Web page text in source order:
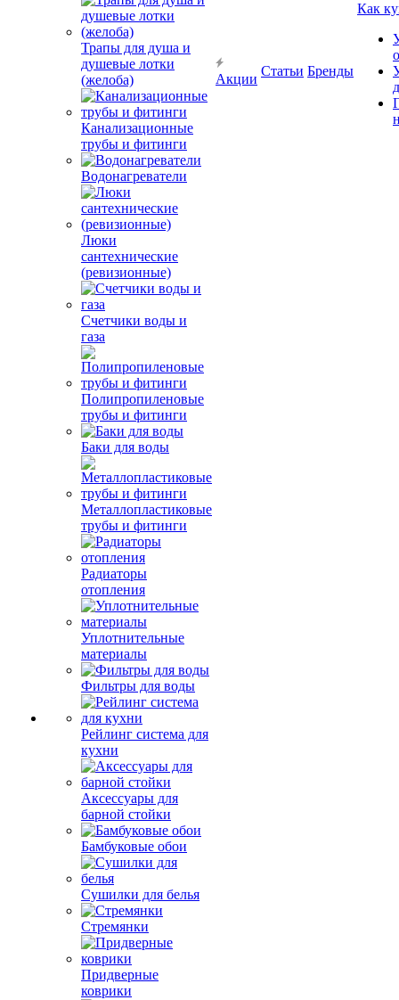
Трапы для душа и
душевые лотки
(желоба)
Канализационные
трубы и фитинги
Водонагреватели
Люки
сантехнические
(ревизионные)
Счетчики воды и
газа
Полипропиленовые
трубы и фитинги
Баки для воды
Металлопластиковые
трубы и фитинги
Радиаторы
отопления
Уплотнительные
материалы
Фильтры для воды
Рейлинг система для
кухни
Аксессуары для
барной стойки
Бамбуковые обои
Сушилки для белья
Стремянки
Придверные
коврики
Акции
Статьи Бренды
Как